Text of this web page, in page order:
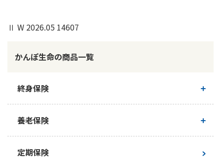
年金受取総額
保険料
保険料払込総額
の場合は、「Web口座振替受付サービス」または郵便局でお手
保険証券（保険証書）の記号番号が確認できるもの
Ⅱ W 2026.05 14607
かんぽ生命の商品一覧
終身保険
終身保険について
養老保険
養老保険について
定期保険